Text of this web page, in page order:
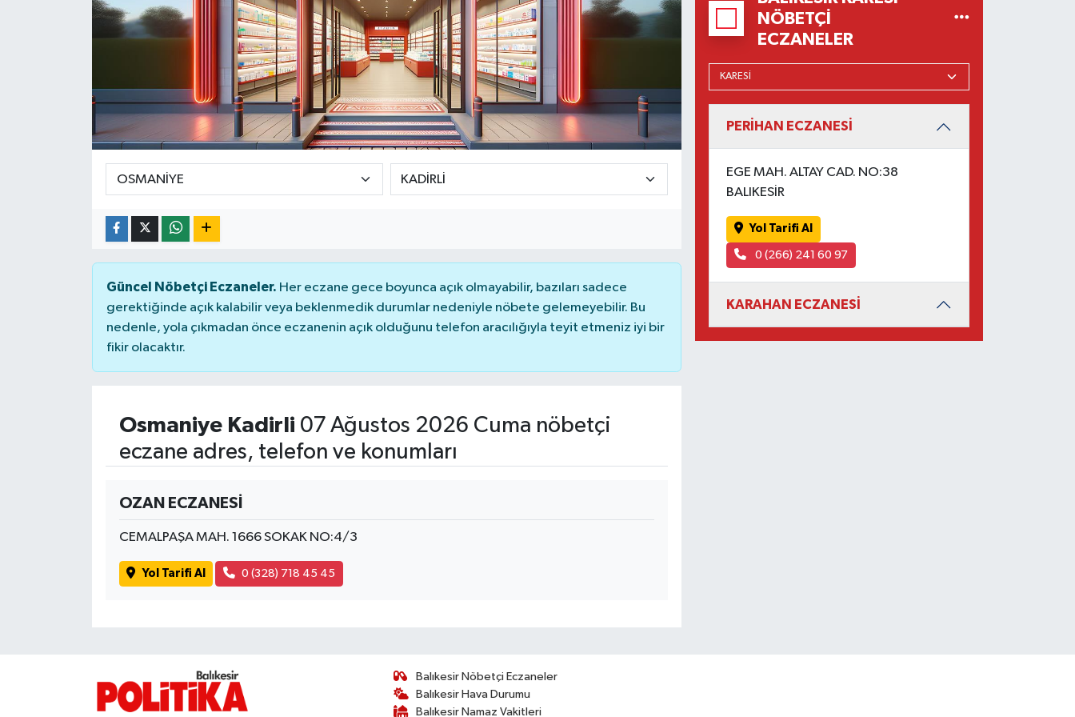
Güncel Nöbetçi Eczaneler. Her eczane gece boyunca açık olmayabilir, bazıları sadece
gerektiğinde açık kalabilir veya beklenmedik durumlar nedeniyle nöbete gelemeyebilir. Bu
nedenle, yola çıkmadan önce eczanenin açık olduğunu telefon aracılığıyla teyit etmeniz iyi bir
fikir olacaktır.
Osmaniye Kadirli 07 Ağustos 2026 Cuma nöbetçi
eczane adres, telefon ve konumları
OZAN ECZANESİ
CEMALPAŞA MAH. 1666 SOKAK NO:4/3
Yol Tarifi Al 0 (328) 718 45 45
NÖBETÇI
ECZANELER
PERİHAN ECZANESİ
EGE MAH. ALTAY CAD. NO:38
BALIKESİR
Yol Tarifi Al
0 (266) 241 60 97
KARAHAN ECZANESİ
Balıkesir Nöbetçi Eczaneler
Balıkesir Hava Durumu
Balıkesir Namaz Vakitleri
EĞİTİM
EKONOMİ
KENT GÜNDEMİ
KÜLTÜR-SANAT